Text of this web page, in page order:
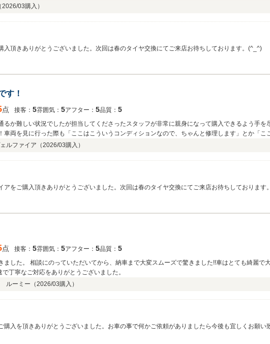
2026/03購入）
頂きありがとうございました。次回は春のタイヤ交換にてご来店お待ちしております。(^_^)
す！
点 接客： 5雰囲気： 5アフター： 5品質： 5
るか難しい状況でしたが担当してくださったスタッフが非常に親身になって購入できるよう手
車両を見に行った際も「ここはこういうコンディションなので、ちゃんと修理します」とか「
箇所についても事前に細かく説明してくださったのでとても信頼できるショップなんだと感じま
ルファイア（2026/03購入）
をご購入頂きありがとうございました。次回は春のタイヤ交換にてご来店お待ちしております
点 接客： 5雰囲気： 5アフター： 5品質： 5
ました。 相談にのっていただいてから、納車まで大変スムーズで驚きました!!車はとても綺麗で
丁寧なご対応をありがとうございました。
ルーミー（2026/03購入）
入を頂きありがとうございました。お車の事で何かご依頼がありましたら今後も宜しくお願い